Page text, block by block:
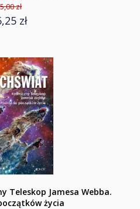
zł
zł
Teleskop Jamesa Webba.
życia